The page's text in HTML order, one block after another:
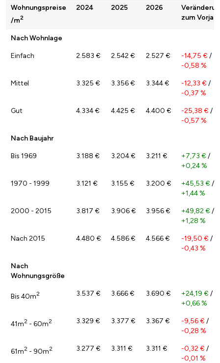
Wohnungspreise
/m2
2024 2025 2026
zum Vorjahr
Nach Wohnlage
Einfach 2.583 € 2.542 € 2.527 € -14,75 € /
-0,58 %
Mittel 3.325 € 3.356 € 3.344 € -12,33 € /
-0,37 %
Gut 4.334 € 4.425 € 4.400 € -25,38 € /
-0,57 %
Nach Baujahr
Bis 1969 3.188 € 3.204 € 3.211 € +7,73 € /
+0,24 %
1970 - 1999 3.121 € 3.155 € 3.200 € +45,53 € /
+1,44 %
2000 - 2015 3.817 € 3.906 € 3.956 € +49,82 € /
+1,28 %
Nach 2015 4.480 € 4.586 € 4.566 € -19,50 € /
-0,43 %
Nach
Wohnungsgröße
Bis 40m2 3.537 € 3.666 € 3.690 € +24,19 € /
+0,66 %
41m2 - 60m2 3.329 € 3.377 € 3.367 € -9,56 € /
-0,28 %
61m2 - 90m2 3.277 € 3.311 € 3.311 € -0,32 € /
-0,01 %